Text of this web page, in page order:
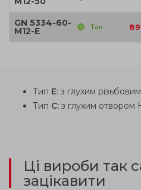
GN 5334-60-
M12-E Так
Тип E: з глухим
Тип C: з глухим отвором
Ці вироби так
зацікавити